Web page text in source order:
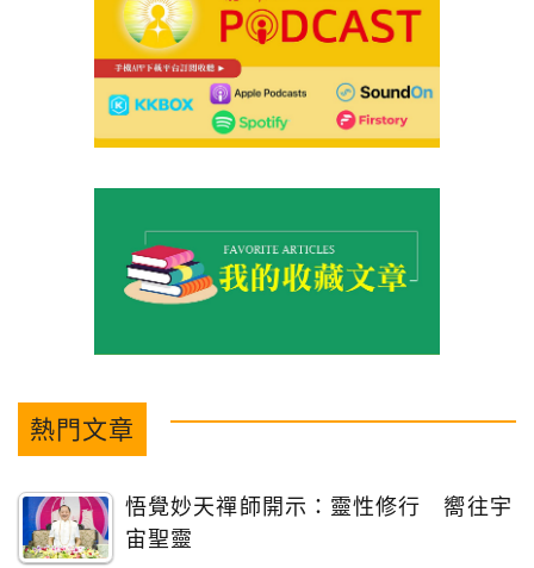
熱門文章
悟覺妙天禪師開示：靈性修行 嚮往宇
宙聖靈